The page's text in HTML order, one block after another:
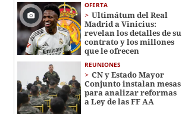
OFERTA
Ultimátum del Real
Madrid a Vinicius:
revelan los detalles de su
contrato y los millones
que le ofrecen
REUNIONES
CN y Estado Mayor
Conjunto instalan mesas
para analizar reformas
a Ley de las FF AA